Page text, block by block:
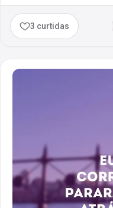
3 curtidas